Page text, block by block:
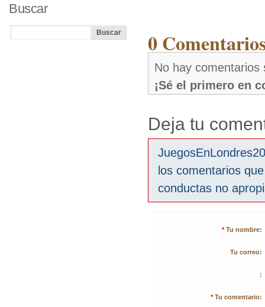
0
No hay comentarios
¡Sé el primero en
Deja tu
los comentarios
conductas no
* Tu nombre:
Tu correo:
:
* Tu comentario:
Buscar